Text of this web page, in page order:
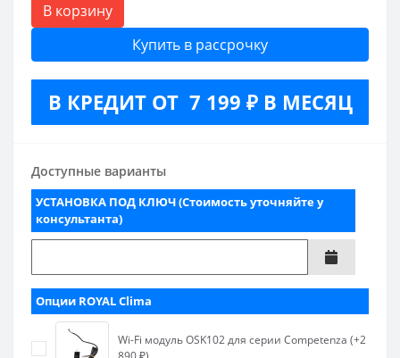
В корзину
Купить в рассрочку
В КРЕДИТ ОТ 7 199 ₽ В МЕСЯЦ
Доступные варианты
УСТАНОВКА ПОД КЛЮЧ (Стоимость уточняйте у
консультанта)
Опции ROYAL Clima
Wi-Fi модуль OSK102 для серии Competenza (+2